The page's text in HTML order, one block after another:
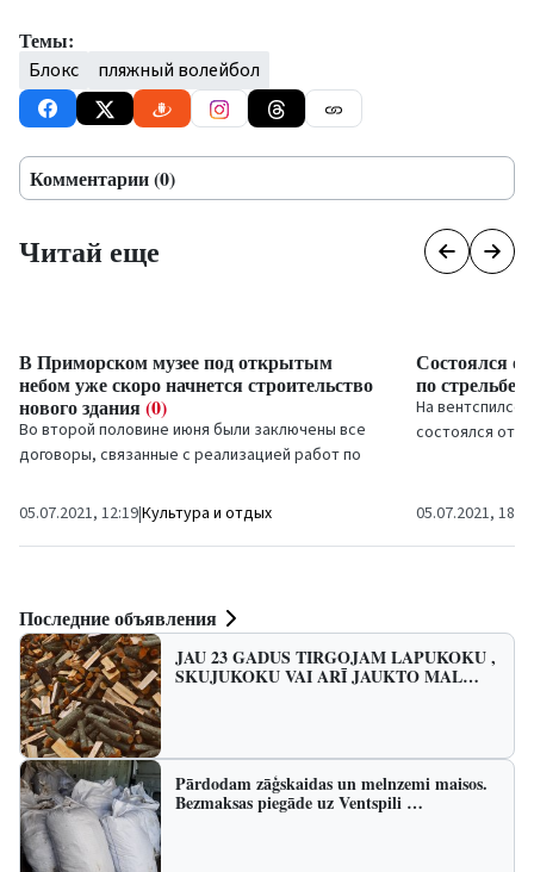
Темы:
Блокс пляжный волейбол
Комментарии (0)
Читай еще
В Приморском музее под открытым
небом уже скоро начнется строительство
нового здания(0)
Во второй половине июня были заключены все
договоры, связанные с реализацией работ по
музея под открытым...
05.07.2021, 12:19|Культура и отдых
Состоялся
по стрельбе
На
состоялся
05.07.2021, 18:24
Последние объявления
JAU 23 GADUS TIRGOJAM LAPUKOKU ,
SKUJUKOKU VAI ARĪ JAUKTO MAL…
Pārdodam zāģskaidas un melnzemi maisos.
Bezmaksas piegāde uz Ventspili …